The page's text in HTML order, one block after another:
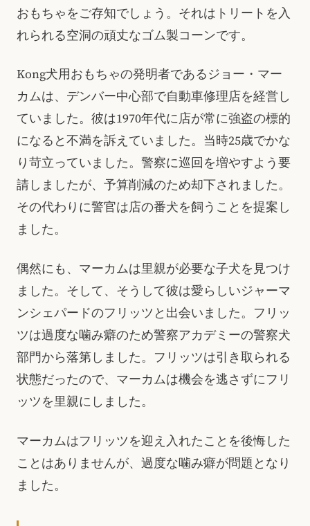
おもちゃをご存知でしょう。それはトリートを入
れられる空洞の頑丈なゴム製コーンです。
Kong犬用おもちゃの発明者であるジョー・マー
カムは、デンバー中心部で自動車修理店を経営し
ていました。彼は1970年代に店が常に強盗の標的
になると不満を訴えていました。当時25歳でかな
り苛立っていました。警察に巡回を増やすよう要
請しましたが、予算削減のため却下されました。
その代わりに警官は店の番犬を飼うことを提案し
ました。
偶然にも、マーカムは里親が必要な子犬を見つけ
ました。そして、そうして彼は愛らしいジャーマ
ンシェパードのフリッツと出会いました。フリッ
ツは過度な噛み癖のため警察アカデミーの警察犬
部門から落第しました。フリッツは引き取られる
状態だったので、マーカムは機会を逃さずにフリ
ッツを里親にしました。
マーカムはフリッツを迎え入れたことを後悔した
ことはありませんが、過度な噛み癖が問題となり
ました。